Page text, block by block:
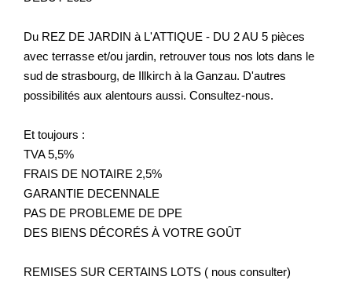
Du REZ DE JARDIN à L'ATTIQUE - DU 2 AU 5 pièces
avec terrasse et/ou jardin, retrouver tous nos lots dans le
sud de strasbourg, de Illkirch à la Ganzau. D'autres
possibilités aux alentours aussi. Consultez-nous.
Et toujours :
TVA 5,5%
FRAIS DE NOTAIRE 2,5%
GARANTIE DECENNALE
PAS DE PROBLEME DE DPE
DES BIENS DÉCORÉS À VOTRE GOÛT
REMISES SUR CERTAINS LOTS ( nous consulter)